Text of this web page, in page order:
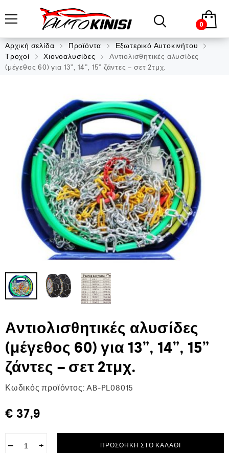
0
Αρχική σελίδα Προϊόντα
Εξωτερικό Αυτοκινήτου
Τροχοί
Χιονοαλυσίδες
Αντιολισθητικές αλυσίδες
(μέγεθος 60) για 13”, 14”, 15” ζάντες – σετ 2τμχ.
Αντιολισθητικές αλυσίδες
(μέγεθος 60) για 13”, 14”, 15”
ζάντες – σετ 2τμχ.
Κωδικός προϊόντος: AB-PL08015
€ 37,9
− + ΠΡΟΣΘΉΚΗ ΣΤΟ ΚΑΛΆΘΙ